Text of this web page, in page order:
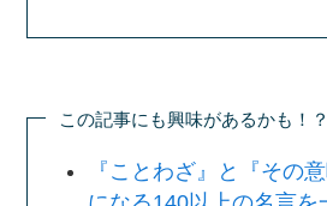
この記事にも興味があるかも！？
『ことわざ』と『その